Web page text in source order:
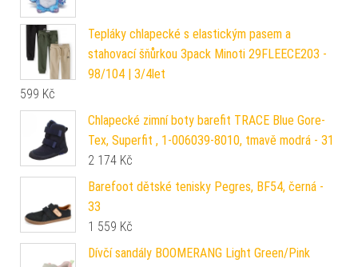
Tepláky chlapecké s elastickým pasem a
stahovací šňůrkou 3pack Minoti 29FLEECE203 -
98/104 | 3/4let
599 Kč
Chlapecké zimní boty barefit TRACE Blue Gore-
Tex, Superfit , 1-006039-8010, tmavě modrá - 31
2 174 Kč
Barefoot dětské tenisky Pegres, BF54, černá -
33
1 559 Kč
Dívčí sandály BOOMERANG Light Green/Pink